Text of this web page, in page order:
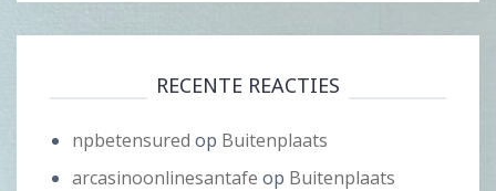
RECENTE REACTIES
npbetensured op Buitenplaats
arcasinoonlinesantafe op Buitenplaats